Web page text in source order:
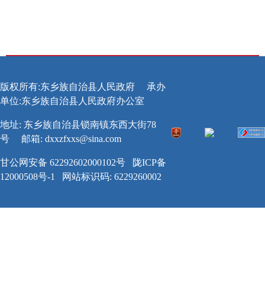
版权所有:东乡族自治县人民政府
承办
单位:东乡族自治县人民政府办公室
地址: 东乡族自治县锁南镇东西大街78
号
邮箱: dxxzfxxs@sina.com
甘公网安备 62292602000102号
陇ICP备
12000508号-1
网站标识码: 6229260002